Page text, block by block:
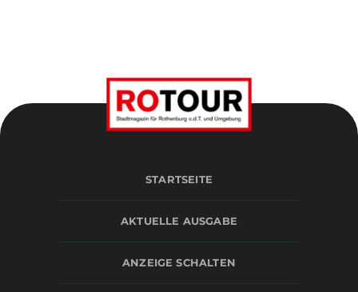
STARTSEITE
AKTUELLE AUSGABE
ANZEIGE SCHALTEN